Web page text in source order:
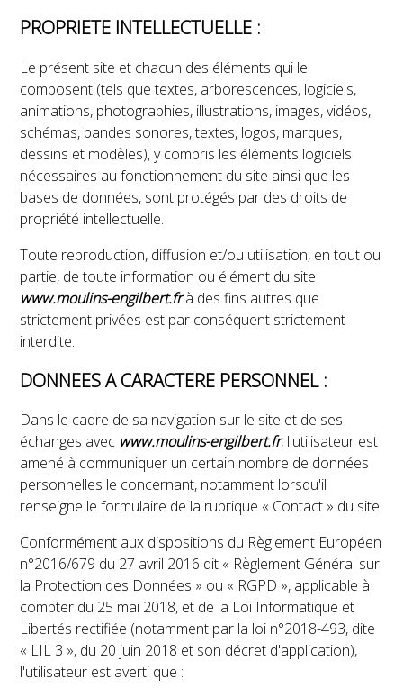
PROPRIETE INTELLECTUELLE :
Le présent site et chacun des éléments qui le
composent (tels que textes, arborescences, logiciels,
animations, photographies, illustrations, images, vidéos,
schémas, bandes sonores, textes, logos, marques,
dessins et modèles), y compris les éléments logiciels
nécessaires au fonctionnement du site ainsi que les
bases de données, sont protégés par des droits de
propriété intellectuelle.
Toute reproduction, diffusion et/ou utilisation, en tout ou
partie, de toute information ou élément du site
www.moulins-engilbert.frà des fins autres que
strictement privées est par conséquent strictement
interdite.
DONNEES A CARACTERE PERSONNEL :
Dans le cadre de sa navigation sur le site et de ses
échanges avec www.moulins-engilbert.fr, l'utilisateur est
amené à communiquer un certain nombre de données
personnelles le concernant, notamment lorsqu'il
renseigne le formulaire de la rubrique « Contact » du site.
Conformément aux dispositions du Règlement Européen
n°2016/679 du 27 avril 2016 dit « Règlement Général sur
la Protection des Données » ou « RGPD », applicable à
compter du 25 mai 2018, et de la Loi Informatique et
Libertés rectifiée (notamment par la loi n°2018-493, dite
« LIL 3 », du 20 juin 2018 et son décret d'application),
l'utilisateur est averti que :